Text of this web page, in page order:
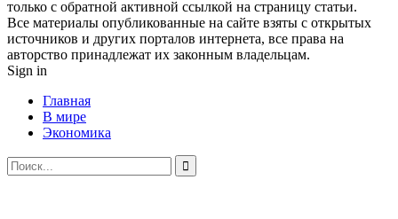
только с обратной активной ссылкой на страницу статьи.
Все материалы опубликованные на сайте взяты с открытых
источников и других порталов интернета, все права на
авторство принадлежат их законным владельцам.
Sign in
Главная
В мире
Экономика